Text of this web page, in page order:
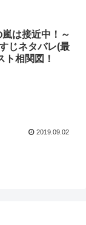
は接近中！～
じネタバレ(最
ト相関図！
2019.09.02